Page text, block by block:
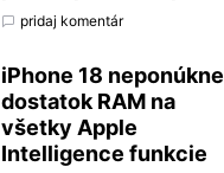
pridaj komentár
iPhone 18 neponúkne
dostatok RAM na
všetky Apple
Intelligence funkcie